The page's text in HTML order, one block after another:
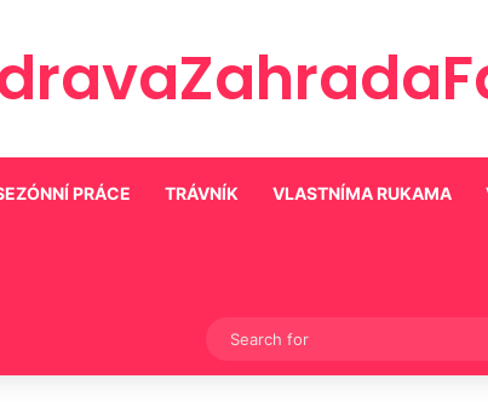
PRÁCE TRÁVNÍK VLASTNÍMA RUKAMA
Switch skin